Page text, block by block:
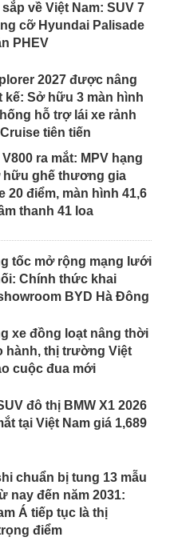
sắp về Việt Nam: SUV 7
cỡ Hyundai Palisade
PHEV
2027 được nâng
kế: Sở hữu 3 màn hình
hỗ trợ lái xe rảnh
tiên tiến
V800 ra mắt: MPV hạng
hữu ghế thương gia
20 điểm, màn hình 41,6
thanh 41 loa
tốc mở rộng mạng lưới
Chính thức khai
BYD Hà Đông
xe đồng loạt nâng thời
hành, thị trường Việt
cuộc đua mới
đô thị BMW X1 2026
tại Việt Nam giá 1,689
chuẩn bị tung 13 mẫu
nay đến năm 2031:
Á tiếp tục là thị
điểm